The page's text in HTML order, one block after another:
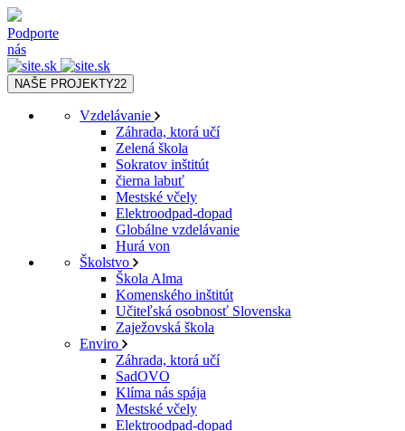
Podporte
nás
NAŠE PROJEKTY22
Vzdelávanie
Záhrada, ktorá učí
Zelená škola
Sokratov inštitút
čierna labuť
Mestské včely
Elektroodpad-dopad
Globálne vzdelávanie
Hurá von
Školstvo
Škola Alma
Komenského inštitút
Učiteľská osobnosť Slovenska
Zaježovská škola
Enviro
Záhrada, ktorá učí
SadOVO
Klíma nás spája
Mestské včely
Elektroodpad-dopad